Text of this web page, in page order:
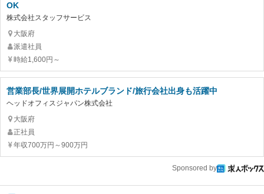
OK
株式会社スタッフサービス
大阪府
派遣社員
時給1,600円～
営業部長/世界展開ホテルブランド/旅行会社出身も活躍中
ヘッドオフィスジャパン株式会社
大阪府
正社員
年収700万円～900万円
Sponsored by